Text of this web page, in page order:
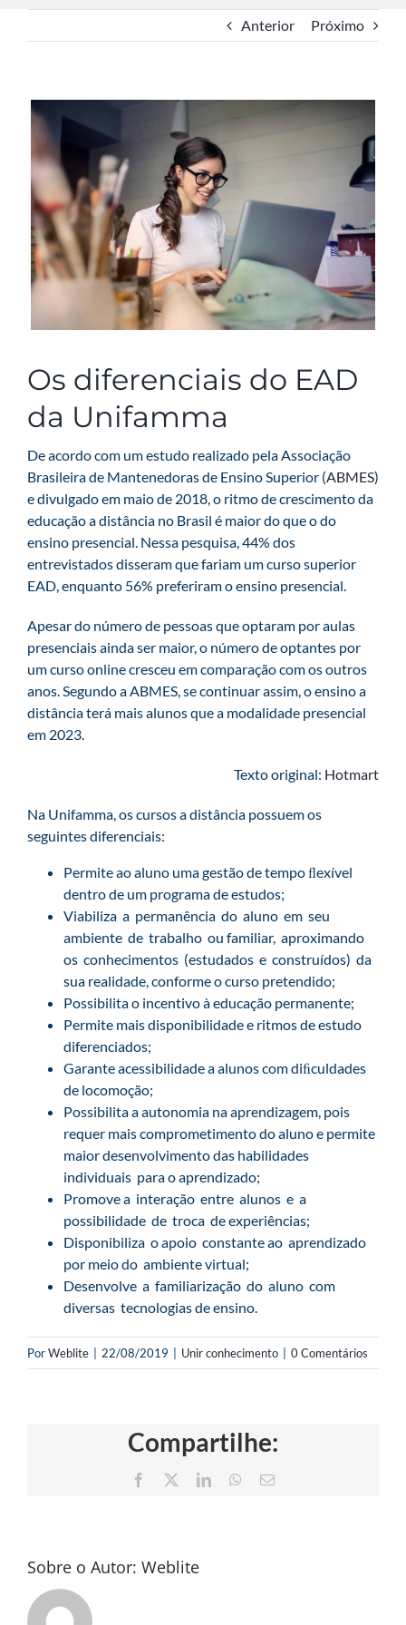
Anterior Próximo
View
Larger
Image
Os diferenciais do EAD
da Unifamma
De acordo com um estudo realizado pela Associação
Brasileira de Mantenedoras de Ensino Superior (ABMES)
e divulgado em maio de 2018, o ritmo de crescimento da
educação a distância no Brasil é maior do que o do
ensino presencial. Nessa pesquisa, 44% dos
entrevistados disseram que fariam um curso superior
EAD, enquanto 56% preferiram o ensino presencial.
Apesar do número de pessoas que optaram por aulas
presenciais ainda ser maior, o número de optantes por
um curso online cresceu em comparação com os outros
anos. Segundo a ABMES, se continuar assim, o ensino a
distância terá mais alunos que a modalidade presencial
em 2023.
Texto original: Hotmart
Na Unifamma, os cursos a distância possuem os
seguintes diferenciais:
Permite ao aluno uma gestão de tempo ﬂexível
dentro de um programa de estudos;
Viabiliza a permanência do aluno em seu
ambiente de trabalho ou familiar, aproximando
os conhecimentos (estudados e construídos) da
sua realidade, conforme o curso pretendido;
Possibilita o incentivo à educação permanente;
Permite mais disponibilidade e ritmos de estudo
diferenciados;
Garante acessibilidade a alunos com diﬁculdades
de locomoção;
Possibilita a autonomia na aprendizagem, pois
requer mais comprometimento do aluno e permite
maior desenvolvimento das habilidades
individuais para o aprendizado;
Promove a interação entre alunos e a
possibilidade de troca de experiências;
Disponibiliza o apoio constante ao aprendizado
por meio do ambiente virtual;
Desenvolve a familiarização do aluno com
diversas tecnologias de ensino.
PorWeblite 22/08/2019 Unir conhecimento 0 Comentários
Compartilhe:
Facebook LinkedInWhatsApp
E-
Sobre o Autor: Weblite